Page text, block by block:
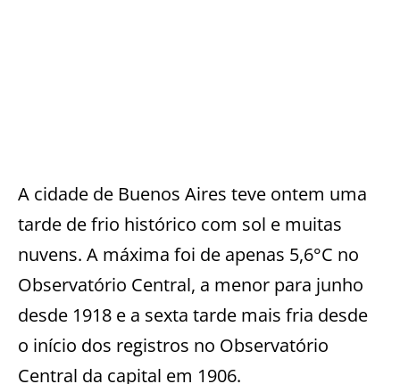
A cidade de Buenos Aires teve ontem uma
tarde de frio histórico com sol e muitas
nuvens. A máxima foi de apenas 5,6°C no
Observatório Central, a menor para junho
desde 1918 e a sexta tarde mais fria desde
o início dos registros no Observatório
Central da capital em 1906.